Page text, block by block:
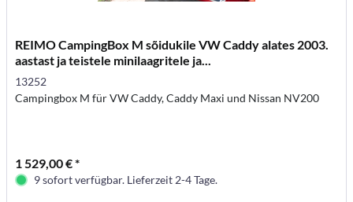
REIMO CampingBox M sõidukile VW Caddy alates 2003.
aastast ja teistele minilaagritele ja...
13252
Campingbox M für VW Caddy, Caddy Maxi und Nissan NV200
1 529,00 € *
9 sofort verfügbar. Lieferzeit 2-4 Tage.